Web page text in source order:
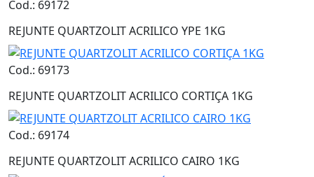
Cod.: 69172
REJUNTE QUARTZOLIT ACRILICO YPE 1KG
Cod.: 69173
REJUNTE QUARTZOLIT ACRILICO CORTIÇA 1KG
Cod.: 69174
REJUNTE QUARTZOLIT ACRILICO CAIRO 1KG